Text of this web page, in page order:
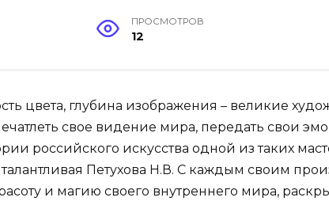
ПРОСМОТРОВ
12
цвета, глубина изображения – великие
свое видение мира, передать свои
российского искусства одной из таких
талантливая Петухова Н.В. С каждым своим
и магию своего внутреннего мира,